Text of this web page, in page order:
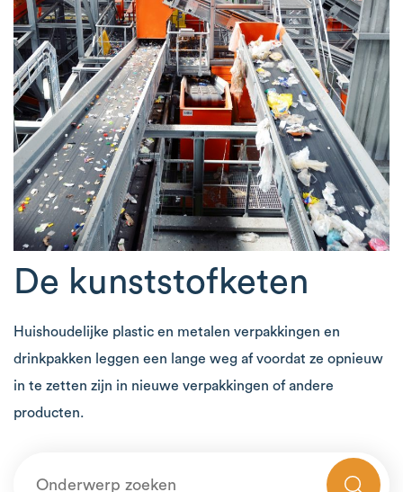
De kunststofketen
Huishoudelijke plastic en metalen verpakkingen en
drinkpakken leggen een lange weg af voordat ze opnieuw
in te zetten zijn in nieuwe verpakkingen of andere
producten.